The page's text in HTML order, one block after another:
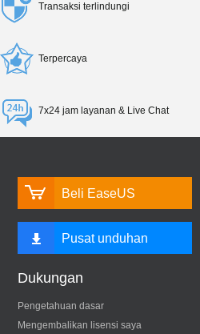
Transaksi terlindungi
Terpercaya
7x24 jam layanan & Live Chat
Beli EaseUS
Pusat unduhan
Dukungan
Pengetahuan dasar
Mengembalikan lisensi saya